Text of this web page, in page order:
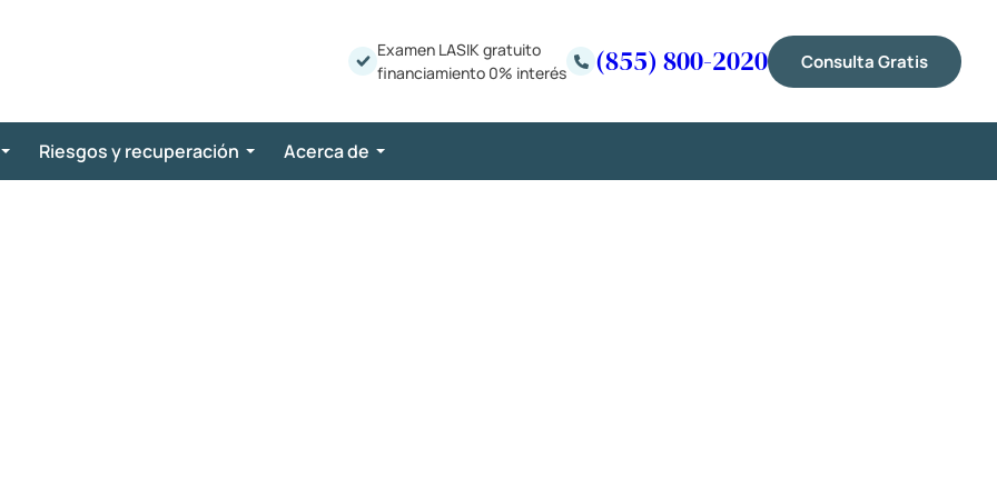
Examen LASIK gratuito
financiamiento 0% interés
(855) 800-2020 Consulta Gratis
Riesgos y recuperación Acerca de